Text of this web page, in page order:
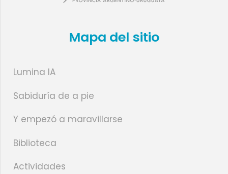
Mapa del sitio
Lumina IA
Sabiduría de a pie
Y empezó a maravillarse
Biblioteca
Actividades